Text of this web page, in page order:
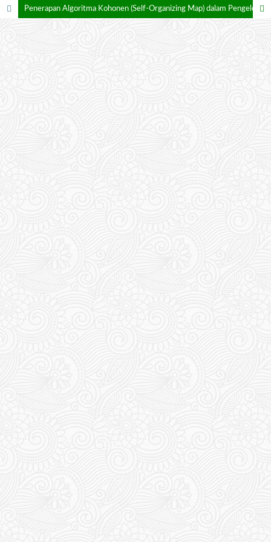
Penerapan Algoritma Kohonen (Self-Organizing Map) dalam Pengelompokan Provinsi di Indonesia Berdasarkan Jumlah Bencana Alam